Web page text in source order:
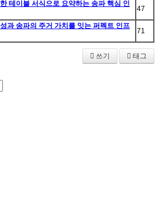
테이블 서식으로 요약하는 송파 핵심 인
47
과 송파의 주거 가치를 잇는 퍼펙트 인프
71
쓰기 태그